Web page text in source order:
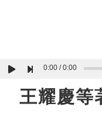
0:00 0:00
王耀慶等